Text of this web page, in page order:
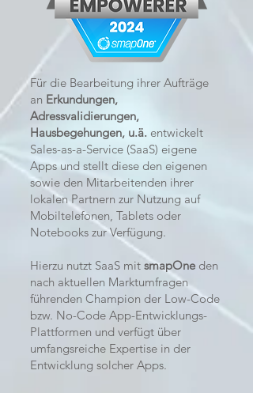
Für die Bearbeitung ihrer Aufträge
an Erkundungen,
Adressvalidierungen,
Hausbegehungen, u.ä. entwickelt
Sales-as-a-Service (SaaS) eigene
Apps und stellt diese den eigenen
sowie den Mitarbeitenden ihrer
lokalen Partnern zur Nutzung auf
Mobiltelefonen, Tablets oder
Notebooks zur Verfügung.
Hierzu nutzt SaaS mit smapOne den
nach aktuellen Marktumfragen
führenden Champion der Low-Code
bzw. No-Code App-Entwicklungs-
Plattformen und verfügt über
umfangsreiche Expertise in der
Entwicklung solcher Apps.